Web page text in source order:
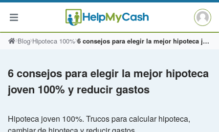
SaltarBlog Hipoteca 100% 6 consejos para elegir la mejor hipoteca joven 100% y reducir gastos
6 consejos para elegir la mejor hipoteca
joven 100% y reducir gastos
Hipoteca joven 100%. Trucos para calcular hipoteca,